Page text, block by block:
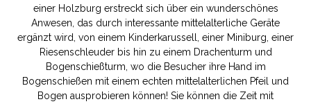
einer Holzburg erstreckt sich über ein wunderschönes
Anwesen, das durch interessante mittelalterliche Geräte
ergänzt wird, von einem Kinderkarussell, einer Miniburg, einer
Riesenschleuder bis hin zu einem Drachenturm und
Bogenschießturm, wo die Besucher ihre Hand im
Bogenschießen mit einem echten mittelalterlichen Pfeil und
Bogen ausprobieren können! Sie können die Zeit mit